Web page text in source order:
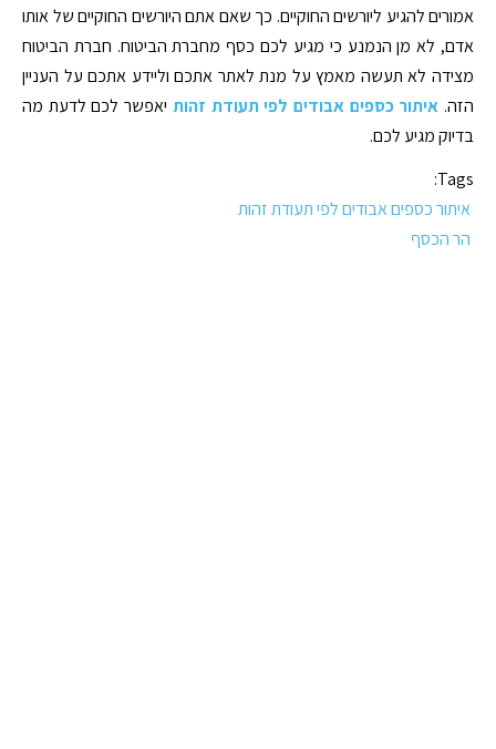
אמורים להגיע ליורשים החוקיים. כך שאם אתם היורשים החוקיים של אותו
אדם, לא מן הנמנע כי מגיע לכם כסף מחברת הביטוח. חברת הביטוח
מצידה לא תעשה מאמץ על מנת לאתר אתכם וליידע אתכם על העניין
הזה. איתור כספים אבודים לפי תעודת זהות יאפשר לכם לדעת מה
בדיוק מגיע לכם.
Tags:
איתור כספים אבודים לפי תעודת זהות
הר הכסף